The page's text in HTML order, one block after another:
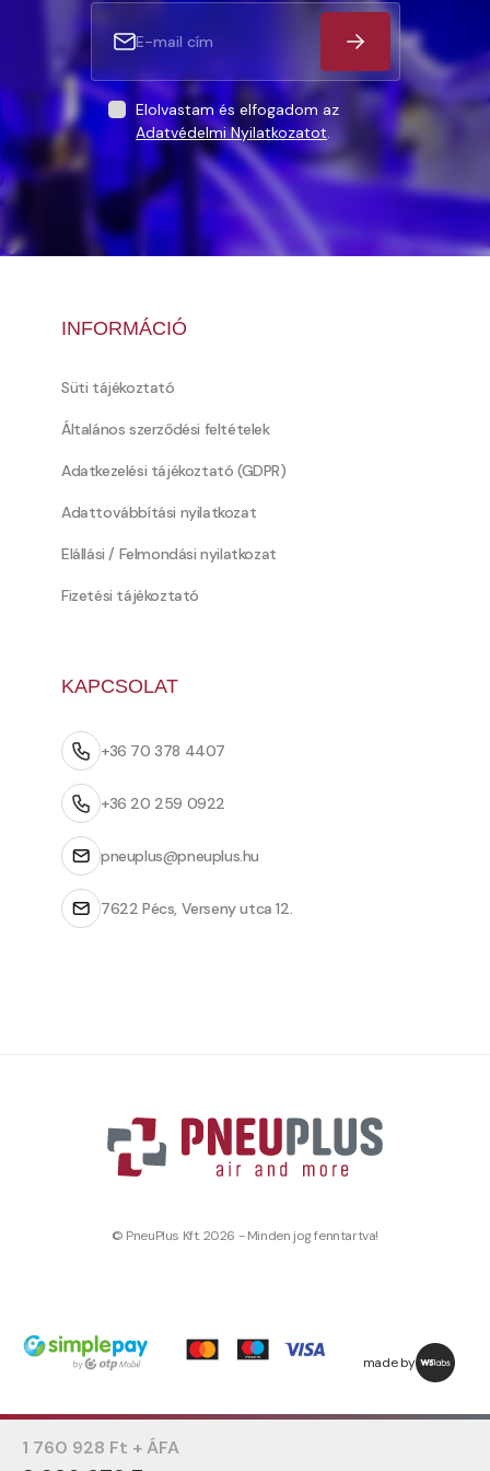
1 760 928 Ft + ÁFA
Elolvastam és elfogadom az
Adatvédelmi Nyilatkozatot.
INFORMÁCIÓ
Süti tájékoztató
Általános szerződési feltételek
Adatkezelési tájékoztató (GDPR)
Adattovábbítási nyilatkozat
Elállási / Felmondási nyilatkozat
Fizetési tájékoztató
KAPCSOLAT
+36 70 378 4407
+36 20 259 0922
pneuplus@pneuplus.hu
7622 Pécs, Verseny utca 12.
© PneuPlus Kft. 2026 - Minden jog fenntartva!
made by